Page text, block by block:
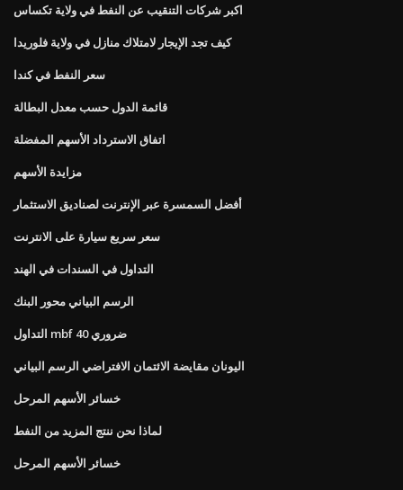
اكبر شركات التنقيب عن النفط في ولاية تكساس
كيف تجد الإيجار لامتلاك منازل في ولاية فلوريدا
سعر النفط في كندا
قائمة الدول حسب معدل البطالة
اتفاق الاسترداد الأسهم المفضلة
مزايدة الأسهم
أفضل السمسرة عبر الإنترنت لصناديق الاستثمار
سعر سريع سيارة على الانترنت
التداول في السندات في الهند
الرسم البياني محور البنك
التداول mbf ضروري 40
اليونان مقايضة الائتمان الافتراضي الرسم البياني
خسائر الأسهم المرحل
لماذا نحن ننتج المزيد من النفط
خسائر الأسهم المرحل